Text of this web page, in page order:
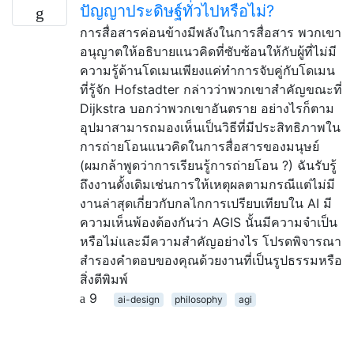
ปัญญาประดิษฐ์ทั่วไปหรือไม่?
การสื่อสารค่อนข้างมีพลังในการสื่อสาร พวกเขา
อนุญาตให้อธิบายแนวคิดที่ซับซ้อนให้กับผู้ที่ไม่มี
ความรู้ด้านโดเมนเพียงแค่ทำการจับคู่กับโดเมน
ที่รู้จัก Hofstadter กล่าวว่าพวกเขาสำคัญขณะที่
Dijkstra บอกว่าพวกเขาอันตราย อย่างไรก็ตาม
อุปมาสามารถมองเห็นเป็นวิธีที่มีประสิทธิภาพใน
การถ่ายโอนแนวคิดในการสื่อสารของมนุษย์
(ผมกล้าพูดว่าการเรียนรู้การถ่ายโอน ?) ฉันรับรู้
ถึงงานดั้งเดิมเช่นการให้เหตุผลตามกรณีแต่ไม่มี
งานล่าสุดเกี่ยวกับกลไกการเปรียบเทียบใน AI มี
ความเห็นพ้องต้องกันว่า AGIS นั้นมีความจำเป็น
หรือไม่และมีความสำคัญอย่างไร โปรดพิจารณา
สำรองคำตอบของคุณด้วยงานที่เป็นรูปธรรมหรือ
สิ่งตีพิมพ์
9
ai-design philosophy agi